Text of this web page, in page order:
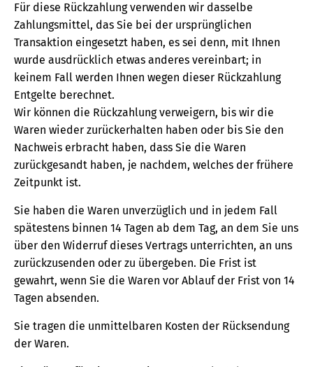
Für diese Rückzahlung verwenden wir dasselbe
Zahlungsmittel, das Sie bei der ursprünglichen
Transaktion eingesetzt haben, es sei denn, mit Ihnen
wurde ausdrücklich etwas anderes vereinbart; in
keinem Fall werden Ihnen wegen dieser Rückzahlung
Entgelte berechnet.
Wir können die Rückzahlung verweigern, bis wir die
Waren wieder zurückerhalten haben oder bis Sie den
Nachweis erbracht haben, dass Sie die Waren
zurückgesandt haben, je nachdem, welches der frühere
Zeitpunkt ist.
Sie haben die Waren unverzüglich und in jedem Fall
spätestens binnen 14 Tagen ab dem Tag, an dem Sie uns
über den Widerruf dieses Vertrags unterrichten, an uns
zurückzusenden oder zu übergeben. Die Frist ist
gewahrt, wenn Sie die Waren vor Ablauf der Frist von 14
Tagen absenden.
Sie tragen die unmittelbaren Kosten der Rücksendung
der Waren.